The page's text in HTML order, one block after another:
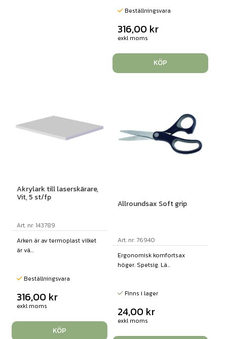
Beställningsvara
316,00 kr
exkl moms
KÖP
Akrylark till laserskärare,
Vit, 5 st/fp
Art. nr: 143789
Arken är av termoplast vilket
är vä...
Beställningsvara
316,00 kr
exkl moms
KÖP
Allroundsax Soft grip
Art. nr: 76940
Ergonomisk komfortsax
höger. Spetsig. Lä...
Finns i lager
24,00 kr
exkl moms